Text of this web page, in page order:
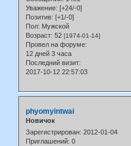
Уважение: [+24/-0]
Позитив: [+1/-0]
Пол: Мужской
Возраст: 52 [1974-01-14]
Провел на форуме:
12 дней 3 часа
Последний визит:
2017-10-12 22:57:03
phyomyintwai
Новичок
Зарегистрирован: 2012-01-04
Приглашений: 0